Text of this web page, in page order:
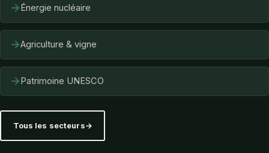
→ Énergie nucléaire
→Agriculture & vigne
→ Patrimoine UNESCO
Tous les secteurs